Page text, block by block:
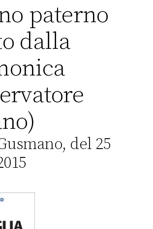
paterno
dalla
del 25